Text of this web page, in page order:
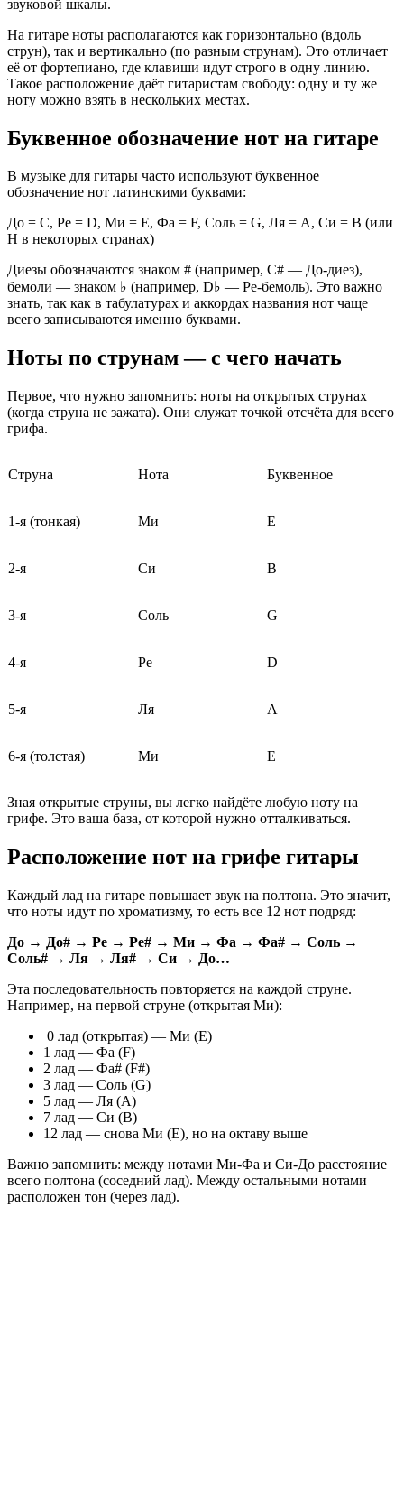
звуковой шкалы.
На гитаре ноты располагаются как горизонтально (вдоль
струн), так и вертикально (по разным струнам). Это отличает
её от фортепиано, где клавиши идут строго в одну линию.
Такое расположение даёт гитаристам свободу: одну и ту же
ноту можно взять в нескольких местах.
Буквенное обозначение нот на гитаре
В музыке для гитары часто используют буквенное
обозначение нот латинскими буквами:
До = C, Ре = D, Ми = E, Фа = F, Соль = G, Ля = A, Си = B (или
H в некоторых странах)
Диезы обозначаются знаком # (например, C# — До-диез),
бемоли — знаком ♭ (например, D♭ — Ре-бемоль). Это важно
знать, так как в табулатурах и аккордах названия нот чаще
всего записываются именно буквами.
Ноты по струнам — с чего начать
Первое, что нужно запомнить: ноты на открытых струнах
(когда струна не зажата). Они служат точкой отсчёта для всего
грифа.
Струна Нота Буквенное
1-я (тонкая) Ми E
2-я Си B
3-я Соль G
4-я Ре D
5-я Ля A
6-я (толстая) Ми E
Зная открытые струны, вы легко найдёте любую ноту на
грифе. Это ваша база, от которой нужно отталкиваться.
Расположение нот на грифе гитары
Каждый лад на гитаре повышает звук на полтона. Это значит,
что ноты идут по хроматизму, то есть все 12 нот подряд:
До → До# → Ре → Ре# → Ми → Фа → Фа# → Соль →
Соль# → Ля → Ля# → Си → До…
Эта последовательность повторяется на каждой струне.
Например, на первой струне (открытая Ми):
0 лад (открытая) — Ми (E)
1 лад — Фа (F)
2 лад — Фа# (F#)
3 лад — Соль (G)
5 лад — Ля (A)
7 лад — Си (B)
12 лад — снова Ми (E), но на октаву выше
Важно запомнить: между нотами Ми-Фа и Си-До расстояние
всего полтона (соседний лад). Между остальными нотами
расположен тон (через лад).